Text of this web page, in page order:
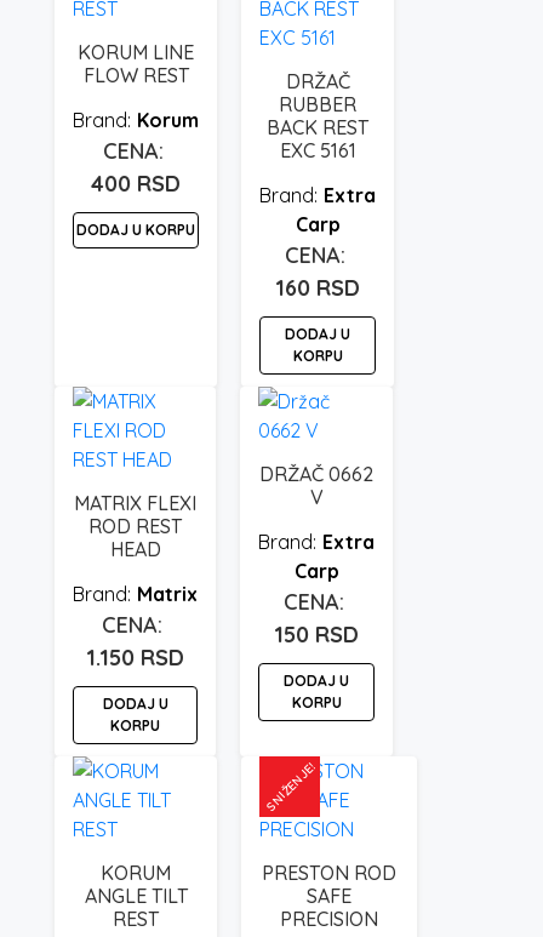
KORUM LINE
FLOW REST
Korum
400 RSD
DODAJ U KORPU
DRŽAČ
RUBBER
BACK REST
EXC 5161
Extra
Carp
160 RSD
DODAJ U
KORPU
MATRIX FLEXI
ROD REST
HEAD
Matrix
1.150 RSD
DODAJ U
KORPU
DRŽAČ 0662
V
Extra
Carp
150 RSD
DODAJ U
KORPU
KORUM
ANGLE TILT
REST
SNIŽENJE!
PRESTON ROD
SAFE
PRECISION